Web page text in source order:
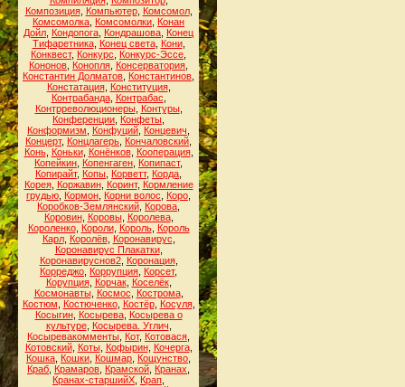
Композиция, Компьютер, Комсомол,
Комсомолка Комсомолки Конан
Дойл Кондопога Кондрашова Конец
Тифаретника, Конец света, Кони,
Конквест, Конкурс Конкурс-Эссе
Кононов Конопля Консерватория
Константин Долматов Константинов
Констатация, Конституция,
Контрабанда, Контрабас
Контрреволюционеры, Контуры,
Конференции Конфеты
Конформизм
Конфуций Концевич
Концерт, Концлагерь Кончаловский
Конь, Коньки, Конёнков, Кооперация,
Копейкин Копенгаген Копипаст,
Копирайт, Копы Корветт, Корда
Корея, Коржавин, Коринт, Кормление
грудью Кормон Корни волос Коро
Коробков-Землянский Корова
Коровин, Коровы, Королева,
Короленко, Короли, Король, Король
Карл, Королёв, Коронавирус
Коронавирус Плакатки,
Коронавируснов2, Коронация,
Корреджо Коррупция Корсет,
Корупция, Корчак, Коселёк,
Космонавты, Космос Кострома,
Костюм
Костюченко, Костёр, Косуля,
Косыгин, Косырева, Косырева о
культуре, Косырева. Углич
Косыревакомменты Кот, Котовася
Котовский, Коты, Кофырин, Кочерга,
Кошка Кошки Кошмар Кощунство
Краб Крамаров Крамской Кранах
Кранах-старшийХ Крап